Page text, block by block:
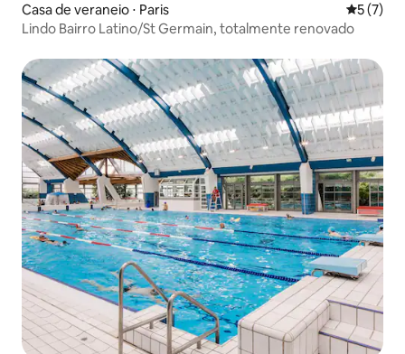
Casa de veraneio ⋅ Paris 5 de
5 (7)
Lindo Bairro Latino/St Germain, totalmente renovado